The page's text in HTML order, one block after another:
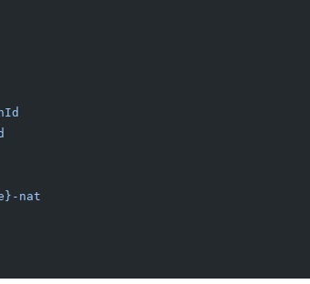
nat